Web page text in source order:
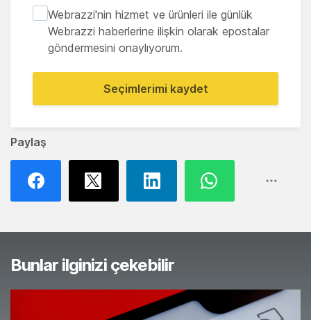
Paylaş
Webrazzi'nin hizmet ve ürünleri ile günlük
Webrazzi haberlerine ilişkin olarak epostalar
göndermesini onaylıyorum.
Seçimlerimi kaydet
Bunlar ilginizi çekebilir